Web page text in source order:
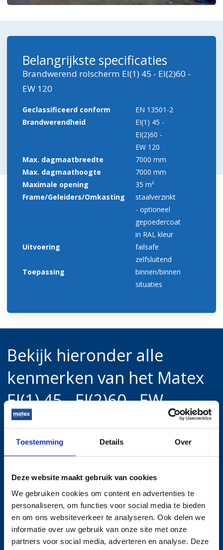
Toestemming Details Over
Deze website maakt gebruik van cookies
We gebruiken cookies om content en advertenties te
personaliseren, om functies voor social media te bieden
en om ons websiteverkeer te analyseren. Ook delen we
informatie over uw gebruik van onze site met onze
partners voor social media, adverteren en analyse. Deze
Belangrijkste specificaties
Brandwerend rolscherm EI(1) 45 - EI(2)60 -
EW 120
Geclassificeerd conform
EN 13501-2
Brandwerendheid
EI(1) 45 -
EI(2)60 -
EW 120
Max. dagmaatbreedte
7000 mm
Max. dagmaathoogte
7000 mm
Maximale opening
35 m²
Frame/Geleiders/Omkasting
staalverzinkt
- optioneel
gepoedercoat
in RAL kleur
Uitvoering
failsafe
zelfsluitend
Toepassing
binnen/binnen
situaties
Bekijk hieronder alle
kenmerken van het Matex
EI(1) 45 - EI(2)60 - EW
120brandwerende
rolscherm
Certificering
Toepassingen